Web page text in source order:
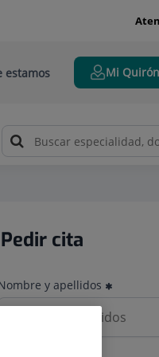
estamos Mi
Pedir cita
y apellidos